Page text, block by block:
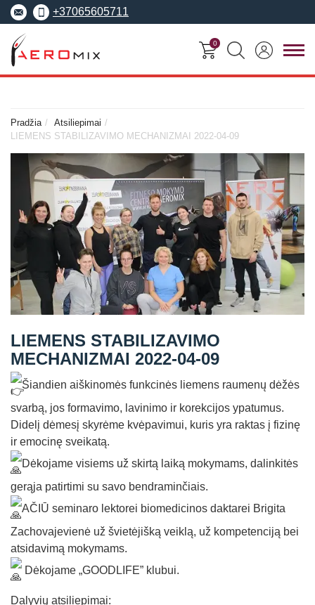
+37065605711
Apie Aeromix
Europos fitneso mokykla
EREPS
Anatomy Trains
Fascia Movement
Dėstytojai
Sėkmės istorijos
Atsiliepimai
Kontaktai
pradedantiesiems
Specializuoti seminarai
Anatomy Trains
Fascia Movement
Konvencijos
Asmeninis treneris
Pilates treneris
Grupinių
treneris
Fizinio rengimo
0
Pradžia
Atsiliepimai
LIEMENS STABILIZAVIMO MECHANIZMAI 2022-04-09
LIEMENS STABILIZAVIMO
MECHANIZMAI 2022-04-09
Šiandien aiškinomės funkcinės liemens raumenų dėžės
svarbą, jos formavimo, lavinimo ir korekcijos ypatumus.
Didelį dėmesį skyrėme kvėpavimui, kuris yra raktas į fizinę
ir emocinę sveikatą.
Dėkojame visiems už skirtą laiką mokymams, dalinkitės
gerąja patirtimi su savo bendraminčiais.
AČIŪ seminaro lektorei biomedicinos daktarei Brigita
Zachovajevienė už švietėjišką veiklą, už kompetenciją bei
atsidavimą mokymams.
Dėkojame „GOODLIFE” klubui.
Dalyvių atsiliepimai: